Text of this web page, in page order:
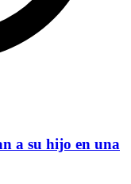
a su hijo en una